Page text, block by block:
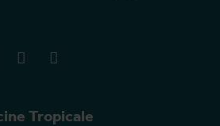
Tropicale
linkedIn youtube